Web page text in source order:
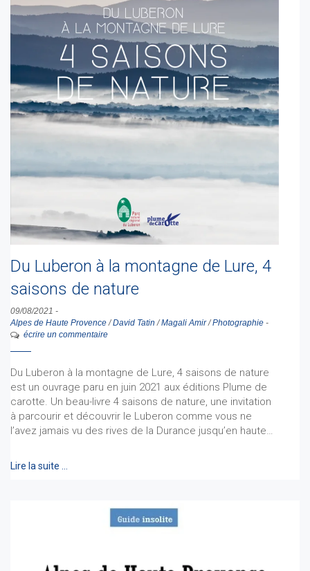
Du Luberon à la montagne de Lure, 4
saisons de nature
09/08/2021 -
Alpes de Haute Provence/David Tatin /Magali Amir/Photographie -
écrire un commentaire
Du Luberon à la montagne de Lure, 4 saisons de nature
est un ouvrage paru en juin 2021 aux éditions Plume de
carotte. Un beau-livre 4 saisons de nature, une invitation
à parcourir et découvrir le Luberon comme vous ne
l’avez jamais vu des rives de la Durance jusqu’en haute…
Lire la suite …